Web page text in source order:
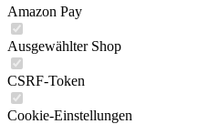
Amazon Pay
Ausgewählter Shop
CSRF-Token
Cookie-Einstellungen